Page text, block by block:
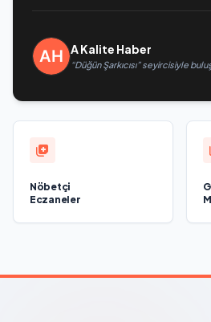
A Kalite Haber
“Düğün Şarkıcısı” seyircisiyle
Nöbetçi
Eczaneler